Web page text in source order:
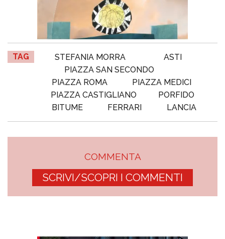
TAG STEFANIA MORRA
ASTI
PIAZZA SAN SECONDO
PIAZZA ROMA
PIAZZA MEDICI
PIAZZA CASTIGLIANO
PORFIDO
BITUME
FERRARI LANCIA
COMMENTA
SCRIVI/SCOPRI I COMMENTI